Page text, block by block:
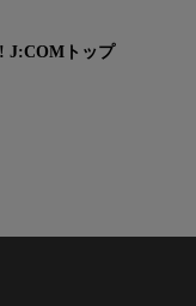
J:COMトップ